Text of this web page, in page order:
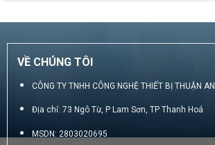
là:
tại
30.000₫.
VỀ CHÚNG TÔI
CÔNG TY TNHH CÔNG NGHỆ THIẾT BỊ THUẬN AN
Địa chỉ: 73 Ngô Từ, P Lam Sơn, TP Thanh Hoá
MSDN: 2803020695